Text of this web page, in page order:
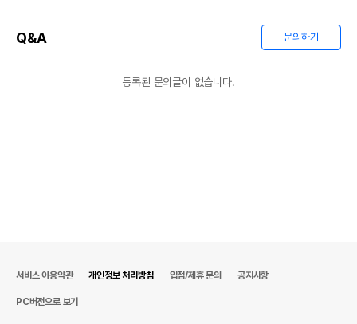
Q&A 문의하기
등록된 문의글이 없습니다.
서비스 이용약관 개인정보 처리방침 입점/제휴 문의 공지사항
PC버전으로 보기